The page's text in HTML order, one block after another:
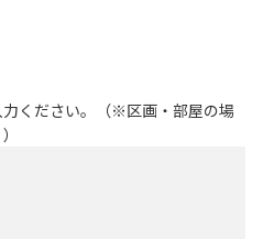
ください。（※区画・部屋の場